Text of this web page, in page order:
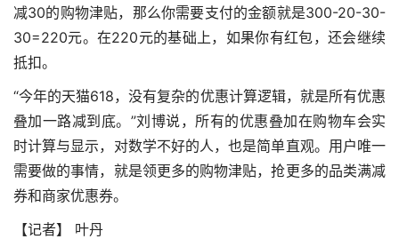
减30的购物津贴，那么你需要支付的金额就是300-20-30-
30=220元。在220元的基础上，如果你有红包，还会继续
抵扣。
“今年的天猫618，没有复杂的优惠计算逻辑，就是所有优惠
叠加一路减到底。”刘博说，所有的优惠叠加在购物车会实
时计算与显示，对数学不好的人，也是简单直观。用户唯一
需要做的事情，就是领更多的购物津贴，抢更多的品类满减
券和商家优惠券。
【记者】 叶丹